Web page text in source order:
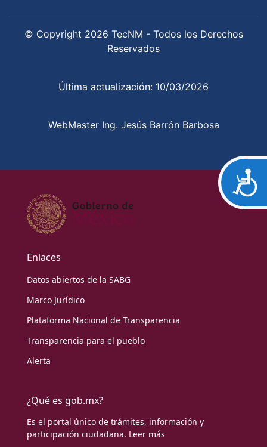
© Copyright 2026 TecNM - Todos los Derechos
Reservados
Última actualización: 10/03/2026
WebMaster Ing. Jesús Barrón Barbosa
Enlaces
Datos abiertos de la SABG
Marco Jurídico
Plataforma Nacional de Transparencia
Transparencia para el pueblo
Alerta
¿Qué es gob.mx?
Es el portal único de trámites, información y
participación ciudadana. Leer más